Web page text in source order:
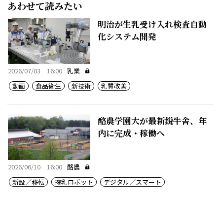
あわせて読みたい
明治が生乳受け入れ検査自動
化システム開発
2026/07/03 16:00 乳業
動画
食品衛生 新技術 乳質改善
酪農学園大が最新鋭牛舎、年
内に完成・稼働へ
2026/06/10 16:00 酪農
新設／移転
搾乳ロボット デジタル／スマート